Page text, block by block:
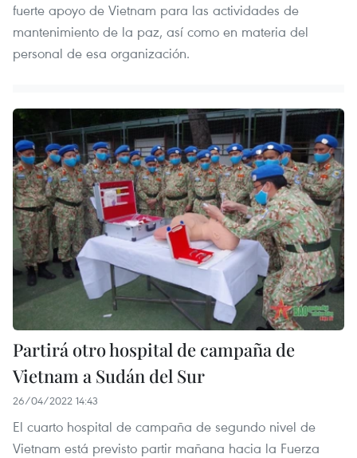
fuerte apoyo de Vietnam para las actividades de
mantenimiento de la paz, así como en materia del
personal de esa organización.
Partirá otro hospital de campaña de
Vietnam a Sudán del Sur
26/04/2022 14:43
El cuarto hospital de campaña de segundo nivel de
Vietnam está previsto partir mañana hacia la Fuerza